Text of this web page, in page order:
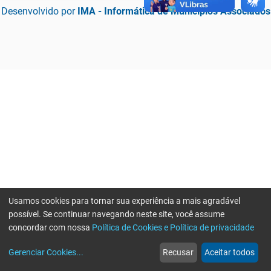
Desenvolvido por IMA - Informática de Municípios Associados
web
Notícias
more_horiz
Mais
Usamos cookies para tornar sua experiência a mais agradável
possível. Se continuar navegando neste site, você assume
concordar com nossa Política de Cookies e Política de privacidade
Gerenciar Cookies... Recusar Aceitar todos
Erro ao enviar informações, por favor tente novamente